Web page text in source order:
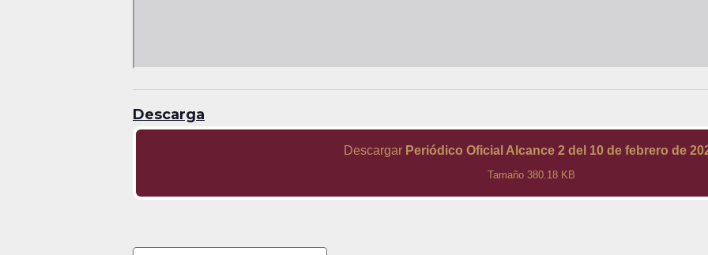
Descarga
Descargar Periódico Oficial Alcance 2 del 10 de febrero de
Tamaño 380.18 KB